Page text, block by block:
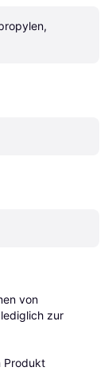
von
zur
Produkt